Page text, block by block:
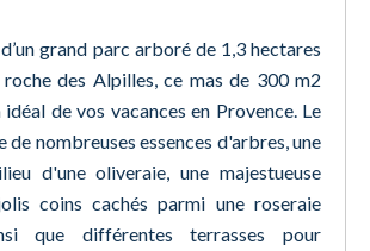
grand parc arboré de 1,3 hectares
des Alpilles, ce mas de 300 m2
de vos vacances en Provence. Le
de nombreuses essences d'arbres, une
d'une oliveraie, une majestueuse
coins cachés parmi une roseraie
que différentes terrasses pour